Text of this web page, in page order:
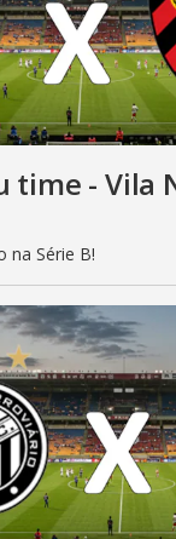
time - Vila
na Série B!